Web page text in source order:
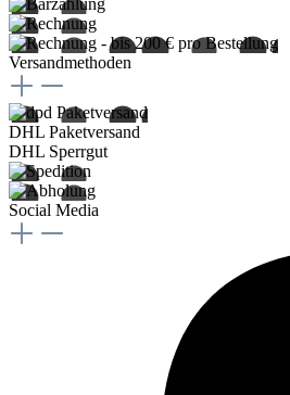
Versandmethoden
DHL Paketversand
DHL Sperrgut
Social Media